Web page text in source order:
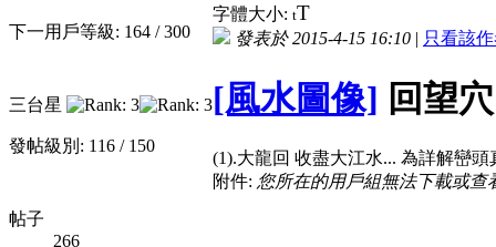
下一用戶等級: 164 / 300
三台星
發帖級別: 116 / 150
帖子
266
字體大小: tT
發表於 2015-4-15 16:10 | 只看該
[風水圖像] 回望
(1).大龍回 收盡大江水... 為詳解巒
附件: 您所在的用戶組無法下載或查